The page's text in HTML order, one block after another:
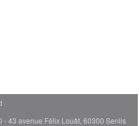
- 43 avenue Félix Louât, 60300 Senlis